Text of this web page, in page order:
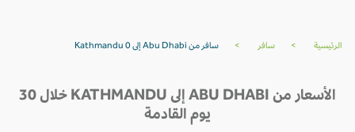
الرئيسية > سافر > سافر من Abu Dhabi إلى Kathmandu 0
الأسعار من ABU DHABI إلى KATHMANDU خلال 30
يوم القادمة